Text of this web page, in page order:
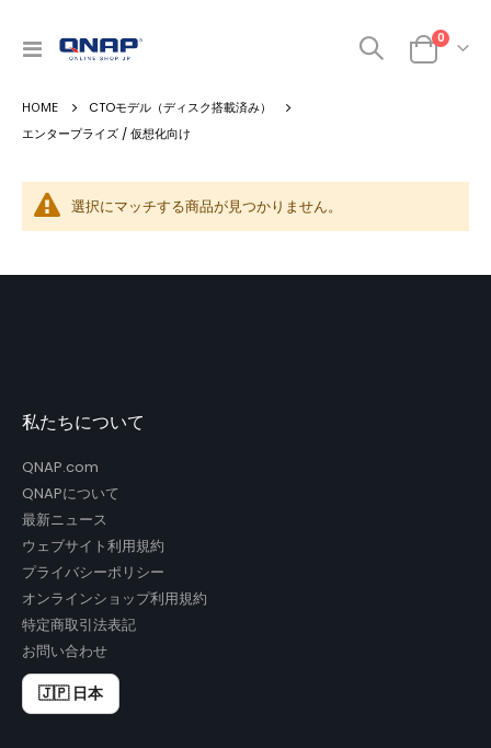
ナ
呼
ぶ
カート
0商品
CTOモデル（ディスク搭載済み）
エンタープライズ / 仮想化向け
選択にマッチする商品が見つかりません。
私たちについて
QNAP.com
QNAPについて
最新ニュース
ウェブサイト利用規約
プライバシーポリシー
オンラインショップ利用規約
特定商取引法表記
お問い合わせ
🇯🇵 日本